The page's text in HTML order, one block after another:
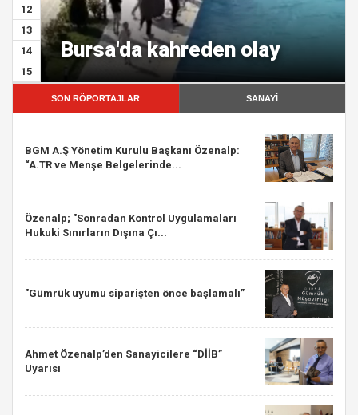
12
13
14
15
Bursa'da kahreden olay
SON RÖPORTAJLAR SANAYİ
BGM A.Ş Yönetim Kurulu Başkanı Özenalp:
“A.TR ve Menşe Belgelerinde...
Özenalp; "Sonradan Kontrol Uygulamaları
Hukuki Sınırların Dışına Çı...
"Gümrük uyumu siparişten önce başlamalı”
Ahmet Özenalp’den Sanayicilere “DİİB”
Uyarısı